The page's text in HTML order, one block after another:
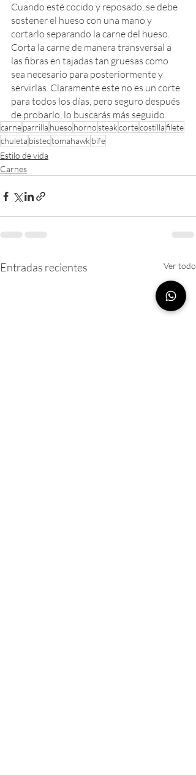
Cuando esté cocido y reposado, se debe
sostener el hueso con una mano y
cortarlo separando la carne del hueso.
Corta la carne de manera transversal a
las fibras en tajadas tan gruesas como
sea necesario para posteriormente y
servirlas. Claramente este no es un corte
para todos los días, pero seguro después
de probarlo, lo buscarás más seguido.
carneparrilla hueso hornosteakcortecostillafilete
chuleta bistectomahawkbife
Estilo de vida
Carnes
Entradas recientes Ver todo